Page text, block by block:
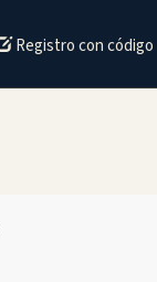
Registro con código